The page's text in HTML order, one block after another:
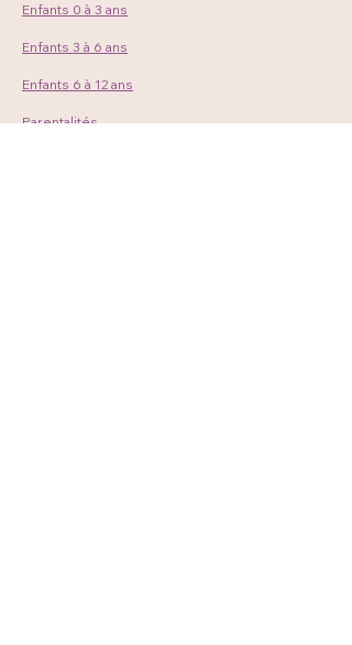
Enfants 0 à 3 ans
Enfants 3 à 6 ans
Enfants 6 à 12 ans
Parentalités